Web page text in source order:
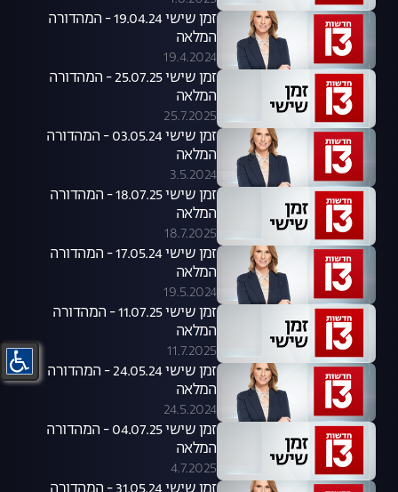
זמן שישי 19.04.24 - המהדורה
המלאה
19.4.2024
זמן שישי 25.07.25 - המהדורה
המלאה
25.7.2025
זמן שישי 03.05.24 - המהדורה
המלאה
3.5.2024
זמן שישי 18.07.25 - המהדורה
המלאה
18.7.2025
זמן שישי 17.05.24 - המהדורה
המלאה
19.5.2024
זמן שישי 11.07.25 - המהדורה
המלאה
11.7.2025
זמן שישי 24.05.24 - המהדורה
המלאה
24.5.2024
זמן שישי 04.07.25 - המהדורה
המלאה
4.7.2025